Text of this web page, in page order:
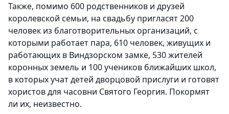
Также, помимо 600 родственников и друзей
королевской семьи, на свадьбу пригласят 200
человек из благотворительных организаций, с
которыми работает пара, 610 человек, живущих и
работающих в Виндзорском замке, 530 жителей
коронных земель и 100 учеников ближайших школ,
в которых учат детей дворцовой прислуги и готовят
хористов для часовни Святого Георгия. Покормят
ли их, неизвестно.